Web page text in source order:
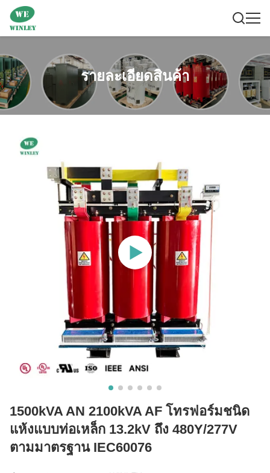
รายละเอียดสินค้า
1500kVA AN 2100kVA AF โทรฟอร์มชนิด
แห้งแบบท่อเหล็ก 13.2kV ถึง 480Y/277V
ตามมาตรฐาน IEC60076